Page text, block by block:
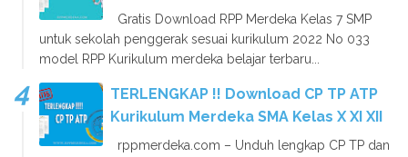
Gratis Download RPP Merdeka Kelas 7 SMP
untuk sekolah penggerak sesuai kurikulum 2022 No 033
model RPP Kurikulum merdeka belajar terbaru...
TERLENGKAP !! Download CP TP ATP
Kurikulum Merdeka SMA Kelas X XI XII
rppmerdeka.com – Unduh lengkap CP TP dan